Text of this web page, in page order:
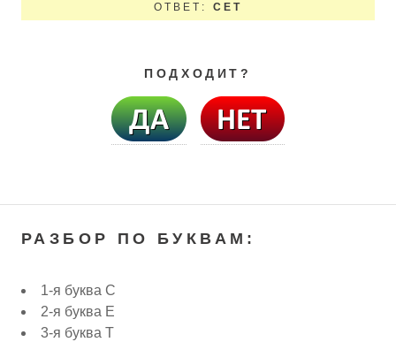
ОТВЕТ: СЕТ
ПОДХОДИТ?
РАЗБОР ПО БУКВАМ:
1-я буква С
2-я буква Е
3-я буква Т